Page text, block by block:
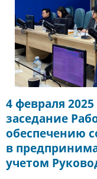
4 февраля 2025
заседание
обеспечению
в
учетом